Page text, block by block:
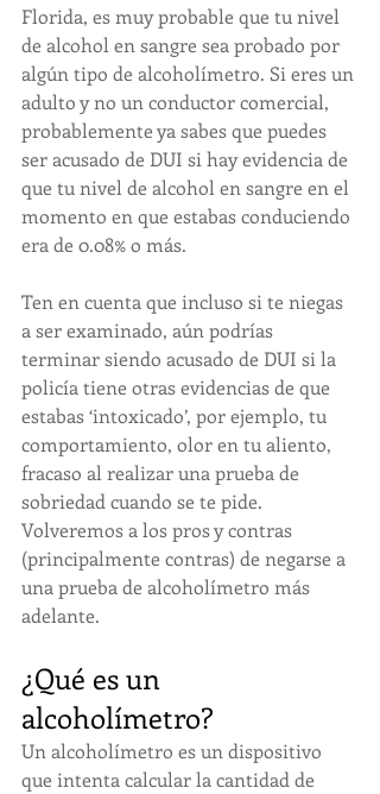
Florida, es muy probable que tu nivel
de alcohol en sangre sea probado por
algún tipo de alcoholímetro. Si eres un
adulto y no un conductor comercial,
probablemente ya sabes que puedes
ser acusado de DUI si hay evidencia de
que tu nivel de alcohol en sangre en el
momento en que estabas conduciendo
era de 0.08% o más.
Ten en cuenta que incluso si te niegas
a ser examinado, aún podrías
terminar siendo acusado de DUI si la
policía tiene otras evidencias de que
estabas ‘intoxicado’, por ejemplo, tu
comportamiento, olor en tu aliento,
fracaso al realizar una prueba de
sobriedad cuando se te pide.
Volveremos a los pros y contras
(principalmente contras) de negarse a
una prueba de alcoholímetro más
adelante.
¿Qué es un
alcoholímetro?
Un alcoholímetro es un dispositivo
que intenta calcular la cantidad de